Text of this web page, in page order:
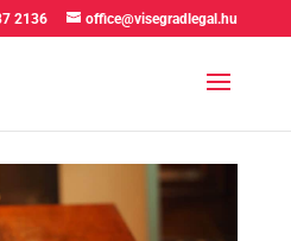
2136 office@visegradlegal.hu